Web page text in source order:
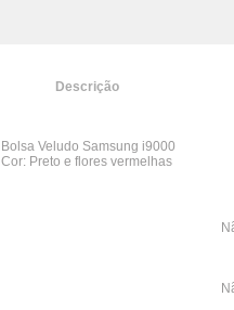
Descrição
Bolsa Veludo Samsung i9000
Cor: Preto e flores vermelhas